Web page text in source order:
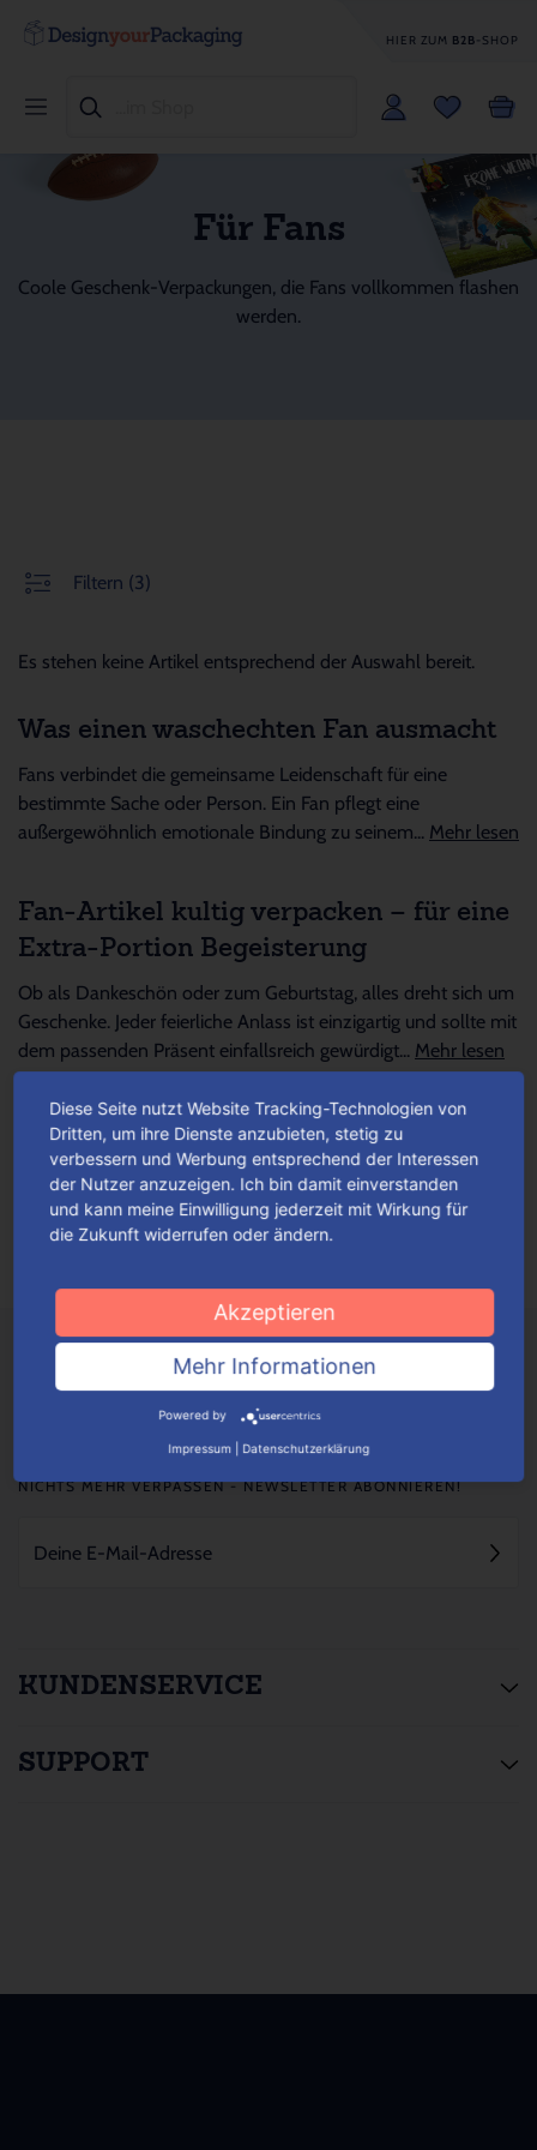
HIER ZUM B2B-SHOP
Für Fans
Coole Geschenk-Verpackungen, die Fans vollkommen flashen
werden.
Filtern (3)
Es stehen keine Artikel entsprechend der Auswahl bereit.
Was einen waschechten Fan ausmacht
Fans verbindet die gemeinsame Leidenschaft für eine
bestimmte Sache oder Person. Ein Fan pflegt eine
außergewöhnlich emotionale Bindung zu seinem... Mehr lesen
Fan-Artikel kultig verpacken – für eine
Extra-Portion Begeisterung
Ob als Dankeschön oder zum Geburtstag, alles dreht sich um
Geschenke. Jeder feierliche Anlass ist einzigartig und sollte mit
dem passenden Präsent einfallsreich gewürdigt... Mehr lesen
Fan-Highlights im Advent
Originell gestaltete Adventskalender mit thematisch
einfallsreichen Motiven werden ganz gewiss alle Fans hellauf
begeistern.Mehr lesen
KUNDENSERVICE
SUPPORT
NICHTS MEHR VERPASSEN - NEWSLETTER ABONNIEREN!
Diese Seite nutzt Website Tracking-Technologien von
Dritten, um ihre Dienste anzubieten, stetig zu
verbessern und Werbung entsprechend der Interessen
der Nutzer anzuzeigen. Ich bin damit einverstanden
und kann meine Einwilligung jederzeit mit Wirkung für
die Zukunft widerrufen oder ändern.
Akzeptieren
Mehr Informationen
Powered by
Impressum Datenschutzerklärung